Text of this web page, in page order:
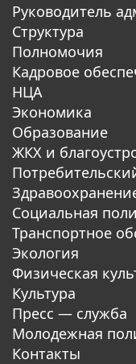
Руководитель
Структура
Полномочия
Кадровое
НЦА
Экономика
Образование
ЖКХ и
Социальная
Транспортное
Экология
Физическая
Культура
Пресс — служба
Молодежная
Контакты